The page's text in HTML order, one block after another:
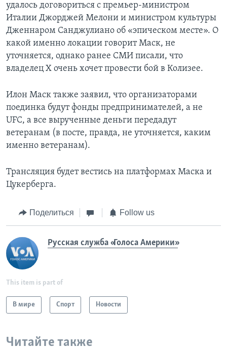
удалось договориться с премьер-министром
Италии Джорджей Мелони и министром культуры
Дженнаром Санджулиано об «эпическом месте». О
какой именно локации говорит Маск, не
уточняется, однако ранее СМИ писали, что
владелец X очень хочет провести бой в Колизее.
Илон Маск также заявил, что организаторами
поединка будут фонды предпринимателей, а не
UFC, а все вырученные деньги передадут
ветеранам (в посте, правда, не уточняется, каким
именно ветеранам).
Трансляция будет вестись на платформах Маска и
Цукерберга.
Поделиться Follow us
Русская служба «Голоса Америки»
This item is part of
В мире Спорт Новости
Читайте также